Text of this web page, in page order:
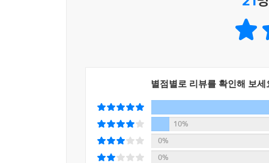
별점별로 리뷰를 확인해 보세
10%
0%
0%